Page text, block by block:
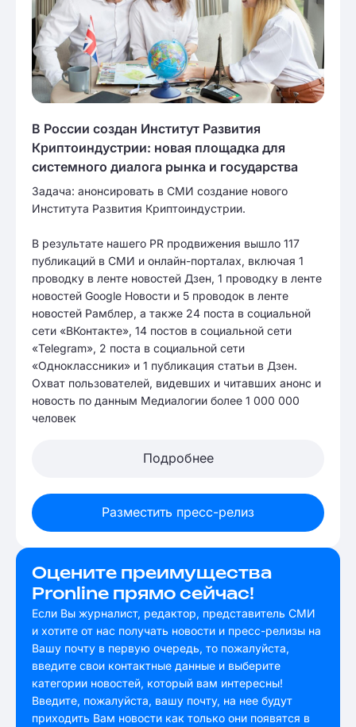
В России создан Институт Развития
Криптоиндустрии: новая площадка для
системного диалога рынка и государства
Задача: анонсировать в СМИ создание нового
Института Развития Криптоиндустрии.
В результате нашего PR продвижения вышло 117
публикаций в СМИ и онлайн-порталах, включая 1
проводку в ленте новостей Дзен, 1 проводку в ленте
новостей Google Новости и 5 проводок в ленте
новостей Рамблер, а также 24 поста в социальной
сети «ВКонтакте», 14 постов в социальной сети
«Telegram», 2 поста в социальной сети
«Одноклассники» и 1 публикация статьи в Дзен.
Охват пользователей, видевших и читавших анонс и
новость по данным Медиалогии более 1 000 000
человек
Подробнее
Разместить пресс-релиз
Оцените преимущества
Pronline прямо сейчас!
Если Вы журналист, редактор, представитель СМИ
и хотите от нас получать новости и пресс-релизы на
Вашу почту в первую очередь, то пожалуйста,
введите свои контактные данные и выберите
категории новостей, который вам интересны!
Введите, пожалуйста, вашу почту, на нее будут
приходить Вам новости как только они появятся в